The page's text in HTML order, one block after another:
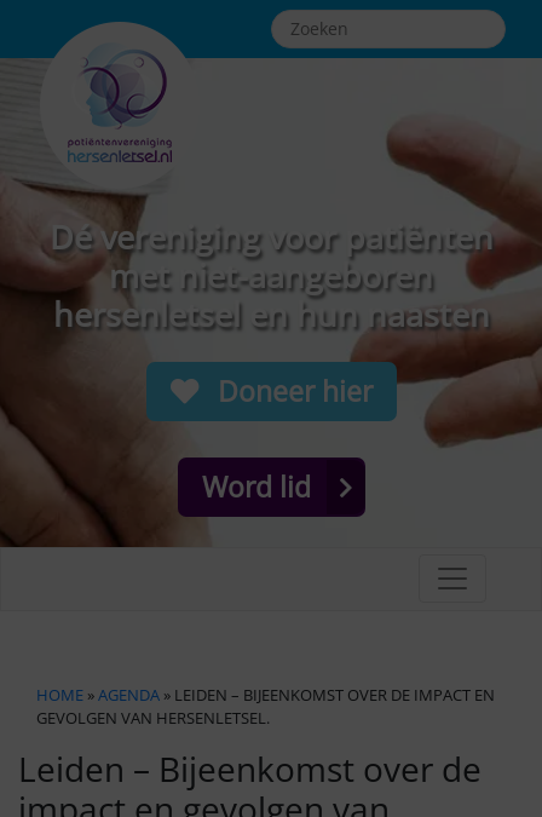
Dé vereniging voor patiënten
met niet-aangeboren
hersenletsel en hun naasten
Doneer hier
Word lid
HOME »AGENDA » LEIDEN – BIJEENKOMST OVER DE IMPACT EN
GEVOLGEN VAN HERSENLETSEL.
Leiden – Bijeenkomst over de